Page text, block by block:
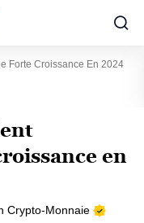
Forte Croissance En 2024
en
Crypto-Monnaie